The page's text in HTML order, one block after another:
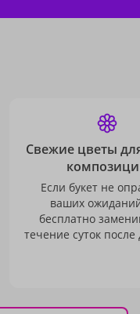
Свежие цветы
Если букет не
ваших
бесплатно
течение суток после